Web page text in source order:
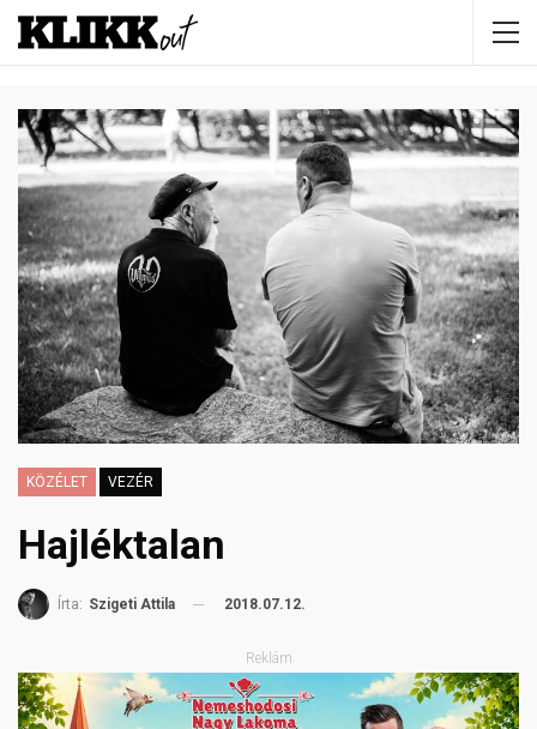
KÖZÉLET VEZÉR
Hajléktalan
Írta: Szigeti Attila 2018.07.12.
Reklám